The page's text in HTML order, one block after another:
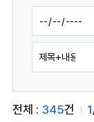
전체 : 345건 1